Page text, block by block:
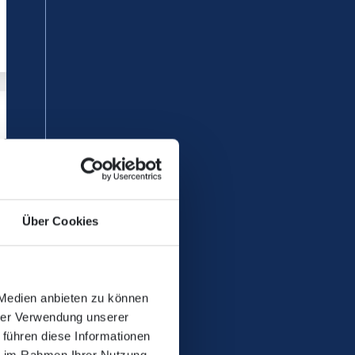
Über Cookies
anbieten zu können
Verwendung unserer
diese Informationen
gewinnt
Süd
dem Zweckverband
Nord) und dem…